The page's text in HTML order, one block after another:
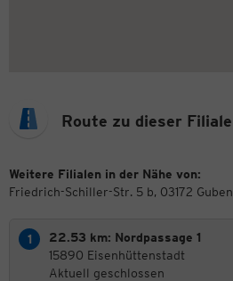
Route zu dieser Filiale
Weitere Filialen in der Nähe von:
Friedrich-Schiller-Str. 5 b, 03172 Guben
22.53 km: Nordpassage 1
15890 Eisenhüttenstadt
Aktuell geschlossen